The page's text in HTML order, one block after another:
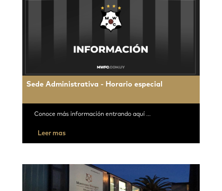
Sede Administrativa - Horario especial
Conoce más información entrando aquí ...
Leer mas